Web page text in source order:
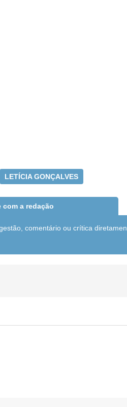
LETÍCIA GONÇALVES
com a redação
comentário ou crítica